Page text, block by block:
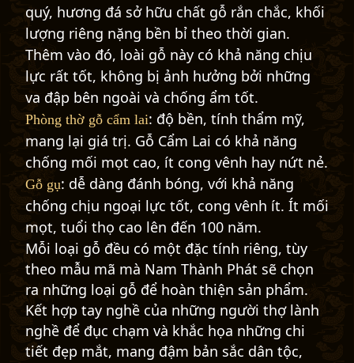
quý, hương đá sở hữu chất gỗ rắn chắc, khối
lượng riêng nặng bền bỉ theo thời gian.
Thêm vào đó, loài gỗ này có khả năng chịu
lực rất tốt, không bị ảnh hưởng bởi những
va đập bên ngoài và chống ẩm tốt.
Phòng thờ gỗ cẩm lai: độ bền, tính thẩm mỹ,
mang lại giá trị. Gỗ Cẩm Lai có khả năng
chống mối mọt cao, ít cong vênh hay nứt nẻ.
Gỗ gụ: dễ dàng đánh bóng, với khả năng
chống chịu ngoại lực tốt, cong vênh ít. Ít mối
mọt, tuổi thọ cao lên đến 100 năm.
Mỗi loại gỗ đều có một đặc tính riêng, tùy
theo mẫu mã mà Nam Thành Phát sẽ chọn
ra những loại gỗ để hoàn thiện sản phẩm.
Kết hợp tay nghề của những người thợ lành
nghề để đục chạm và khắc họa những chi
tiết đẹp mắt, mang đậm bản sắc dân tộc,